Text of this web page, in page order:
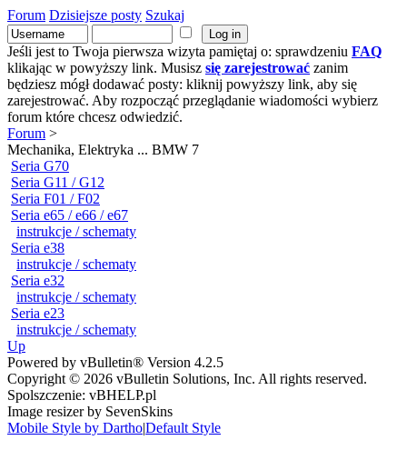
Forum Dzisiejsze posty Szukaj
Jeśli jest to Twoja pierwsza wizyta pamiętaj o: sprawdzeniu FAQ
klikając w powyższy link. Musisz się zarejestrować zanim
będziesz mógł dodawać posty: kliknij powyższy link, aby się
zarejestrować. Aby rozpocząć przeglądanie wiadomości wybierz
forum które chcesz odwiedzić.
Forum >
Mechanika, Elektryka ... BMW 7
Seria G70
Seria G11 / G12
Seria F01 / F02
Seria e65 / e66 / e67
instrukcje / schematy
Seria e38
instrukcje / schematy
Seria e32
instrukcje / schematy
Seria e23
instrukcje / schematy
Up
Powered by vBulletin® Version 4.2.5
Copyright © 2026 vBulletin Solutions, Inc. All rights reserved.
Spolszczenie: vBHELP.pl
Image resizer by SevenSkins
Mobile Style by Dartho|Default Style